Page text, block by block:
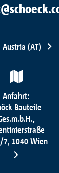
Austria (AT)
Anfahrt:
Bauteile
1040 Wien